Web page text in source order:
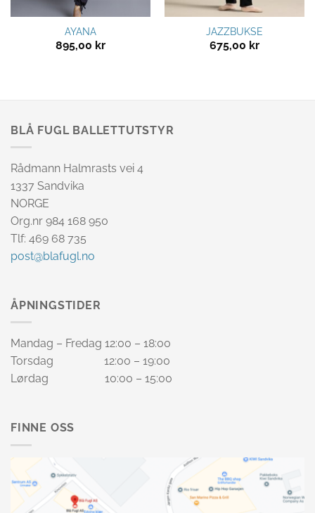
AYANA
895,00 kr
JAZZBUKSE
675,00 kr
BLÅ FUGL BALLETTUTSTYR
Rådmann Halmrasts vei 4
1337 Sandvika
NORGE
Org.nr 984 168 950
Tlf: 469 68 735
post@blafugl.no
ÅPNINGSTIDER
Mandag – Fredag 12:00 – 18:00
Torsdag 12:00 – 19:00
Lørdag 10:00 – 15:00
FINNE OSS